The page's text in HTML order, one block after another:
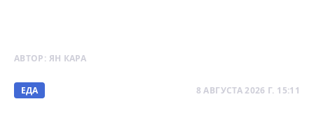
АВТОР: ЯН КАРА
ЕДА 8 АВГУСТА 2026 Г. 15:11